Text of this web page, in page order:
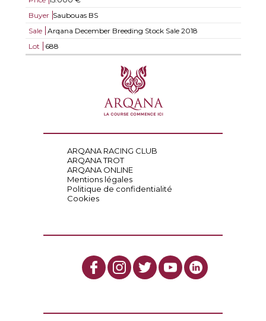
Buyer Saubouas BS
Sale
Arqana December Breeding Stock Sale 2018
Lot
688
ARQANA RACING CLUB
ARQANA TROT
ARQANA ONLINE
Mentions légales
Politique de confidentialité
Cookies